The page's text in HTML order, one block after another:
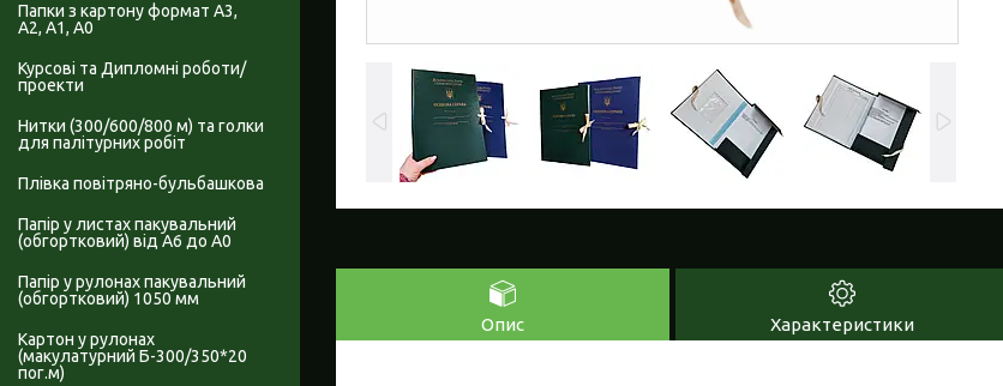
Опис Характеристики
Папки з картону формат А3,
А2, А1, А0
Курсові та Дипломні роботи/
проекти
Нитки (300/600/800 м) та голки
для палітурних робіт
Плівка повітряно-бульбашкова
Папір у листах пакувальний
(обгортковий) від А6 до А0
Папір у рулонах пакувальний
(обгортковий) 1050 мм
Картон у рулонах
(макулатурний Б-300/350*20
пог.м)